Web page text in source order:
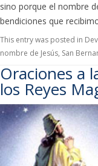
sino porque el nombre
bendiciones que
This entry was posted in
nombre de Jesús, San
Oraciones a
los Reyes